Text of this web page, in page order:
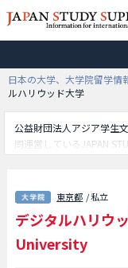
日本の大学、大学院留学情
ルハリウッド大学
公益財団法人アジア学生
同運営しているJAPAN
研究科別情報や、募集定
ど外国人留学生に必要な
東京都 / 私立
デジタルハリウ
University